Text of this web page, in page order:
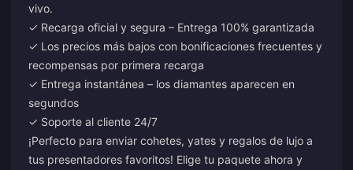
vivo.
✓ Recarga oficial y segura – Entrega 100% garantizada
✓ Los precios más bajos con bonificaciones frecuentes y
recompensas por primera recarga
✓ Entrega instantánea – los diamantes aparecen en
segundos
✓ Soporte al cliente 24/7
¡Perfecto para enviar cohetes, yates y regalos de lujo a
tus presentadores favoritos! Elige tu paquete ahora y